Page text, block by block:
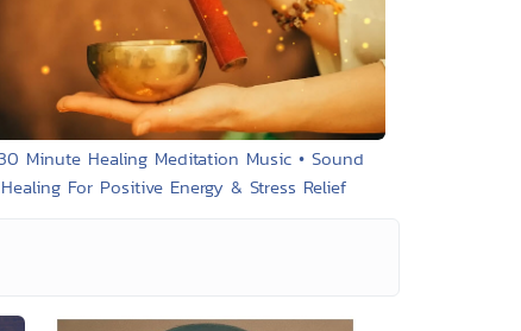
Minute Healing Meditation Music • Sound
Healing For Positive Energy & Stress Relief